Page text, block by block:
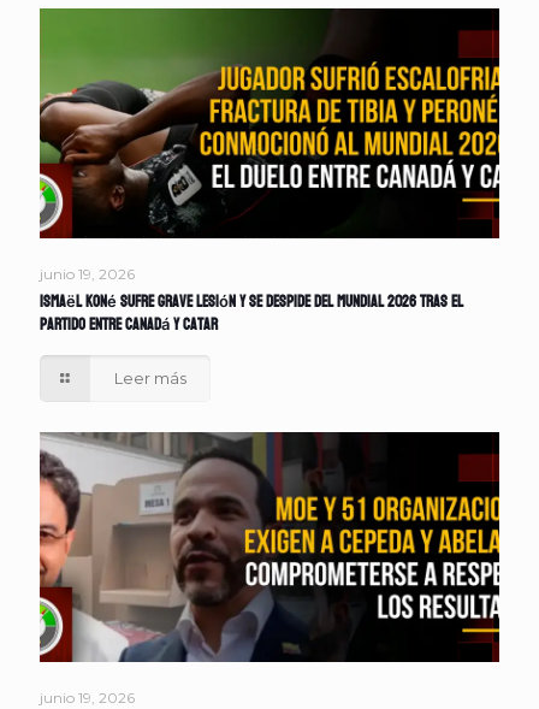
junio 19, 2026
Ismaël Koné sufre grave lesión y se despide del Mundial 2026 tras el
partido entre Canadá y Catar
Leer más
junio 19, 2026